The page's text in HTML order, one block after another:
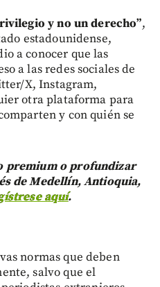
y no un derecho”,
estadounidense,
a conocer que las
a las redes sociales de
X, Instagram,
otra plataforma para
y con quién se
premium o profundizar
de Medellín, Antioquia,
aquí.
normas que deben
salvo que el